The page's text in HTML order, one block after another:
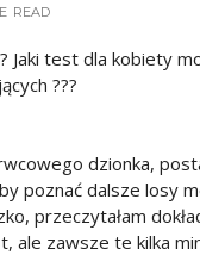
READ
Jaki test dla kobiety
???
dzionka,
poznać dalsze losy
przeczytałam
ale zawsze te kilka